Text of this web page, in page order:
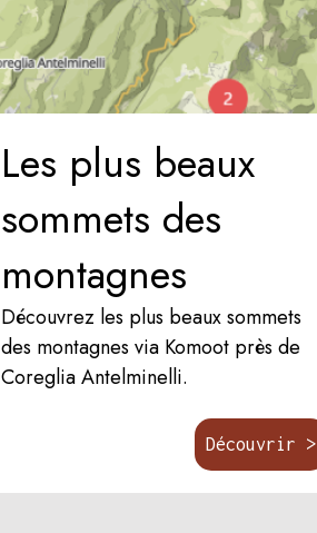
Les plus beaux
sommets des
montagnes
Découvrez les plus beaux sommets
des montagnes via Komoot près de
Coreglia Antelminelli.
Découvrir >